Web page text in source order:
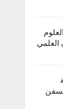
العلمي
السفن